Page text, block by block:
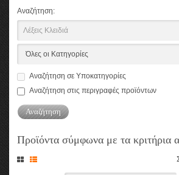
Αναζήτηση:
Αναζήτηση σε Υποκατηγορίες
Αναζήτηση στις περιγραφές προϊόντων
Προϊόντα σύμφωνα με τα κριτήρια